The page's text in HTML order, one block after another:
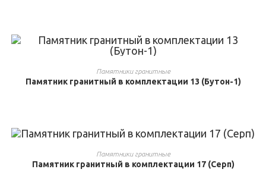
Памятники гранитные
Памятник гранитный в комплектации 13 (Бутон-1)
Памятники гранитные
Памятник гранитный в комплектации 17 (Серп)